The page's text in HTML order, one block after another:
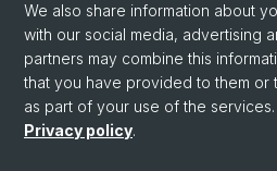
Bluesky
Vimeo
We also share information about
with our social media, advertising
partners may combine this
that you have provided to them or
as part of your use of the
Privacy policy.